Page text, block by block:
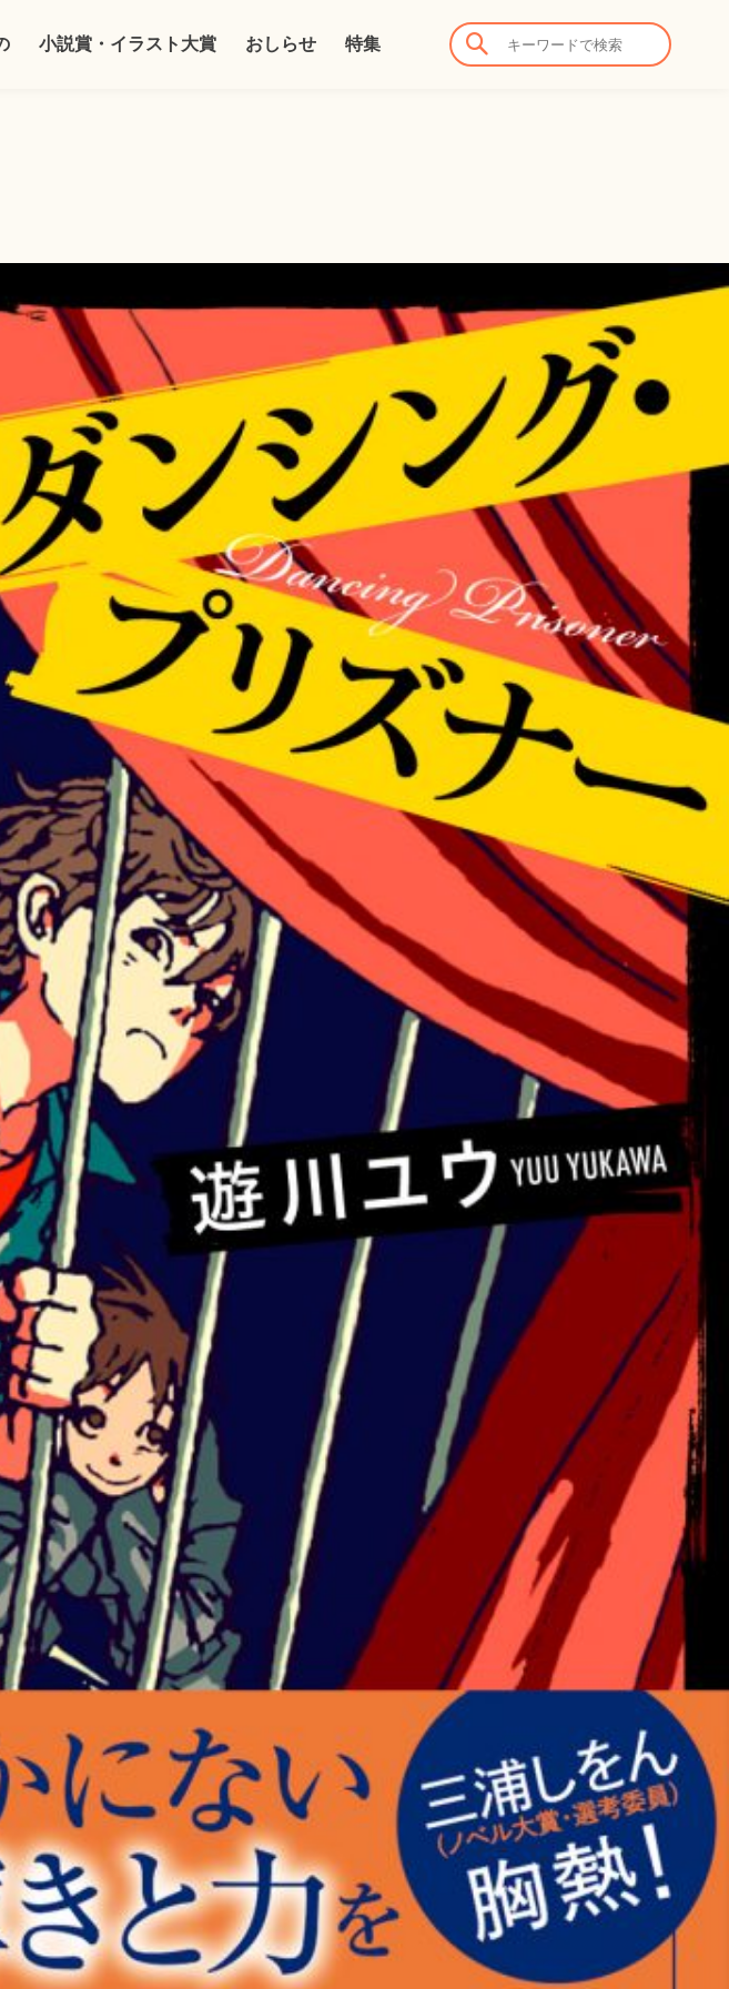
小説賞・イラスト大賞 おしらせ 特集